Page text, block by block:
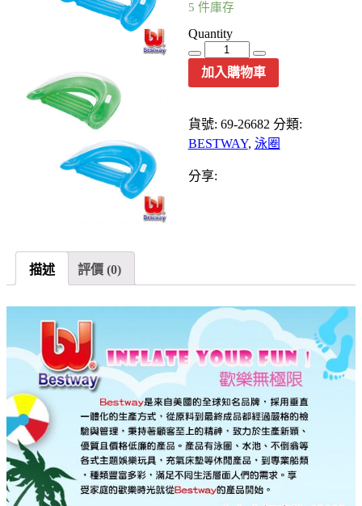
5 件庫存
Quantity
加入購物車
貨號: 69-26682 分類:
BESTWAY, 泳圈
分享:
描述 評價 (0)